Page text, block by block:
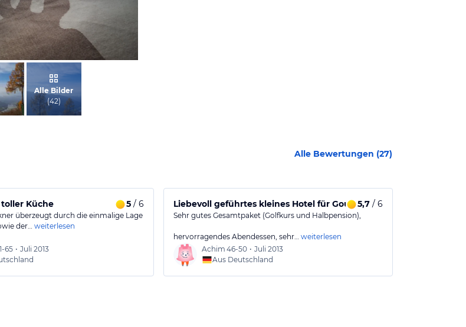
Oktober 2016
Alle Bilder
(42)
Alle Bewertungen (27)
Küche 5/ 6
überzeugt durch die einmalige Lage
der… weiterlesen
65 • Juli 2013
Liebevoll geführtes kleines Hotel für Gourmets
5,7/ 6
Sehr gutes Gesamtpaket (Golfkurs und Halbpension),
hervorragendes Abendessen, sehr… weiterlesen
Achim 46-50 • Juli 2013
Aus Deutschland